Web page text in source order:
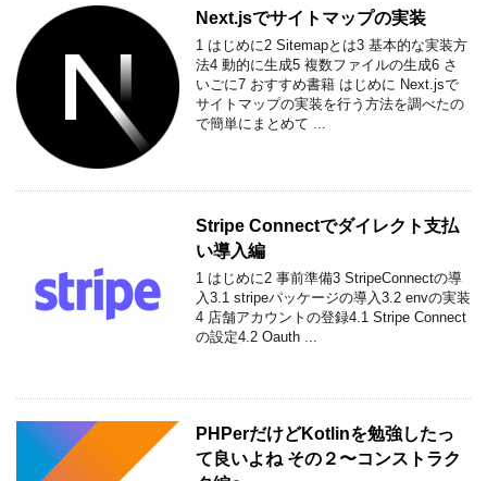
Next.jsでサイトマップの実装
1 はじめに2 Sitemapとは3 基本的な実装方
法4 動的に生成5 複数ファイルの生成6 さ
いごに7 おすすめ書籍 はじめに Next.jsで
サイトマップの実装を行う方法を調べたの
で簡単にまとめて ...
Stripe Connectでダイレクト支払
い導入編
1 はじめに2 事前準備3 StripeConnectの導
入3.1 stripeパッケージの導入3.2 envの実装
4 店舗アカウントの登録4.1 Stripe Connect
の設定4.2 Oauth ...
PHPerだけどKotlinを勉強したっ
て良いよね その２〜コンストラク